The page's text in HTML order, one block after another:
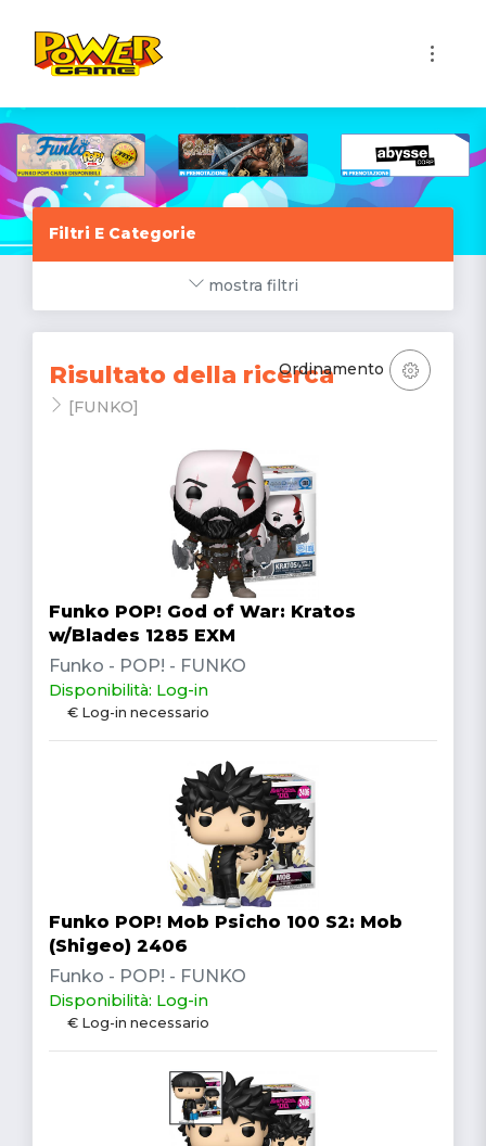
Filtri E Categorie
mostra filtri
Risultato della ricerca
[FUNKO]
Ordinamento
Funko POP! God of War: Kratos
w/Blades 1285 EXM
Funko - POP! - FUNKO
Disponibilità: Log-in
€ Log-in necessario
Funko POP! Mob Psicho 100 S2: Mob
(Shigeo) 2406
Funko - POP! - FUNKO
Disponibilità: Log-in
€ Log-in necessario